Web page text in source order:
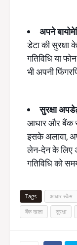
अपने
डेटा की सुरक्षा
गतिविधि या
भी अपनी
सुरक्षा
आधार और बैंक से
इसके अलावा,
लेन-देन के लिए
गतिविधि को
Tags आधार स्कैम
बैंक खाता सुरक्षा